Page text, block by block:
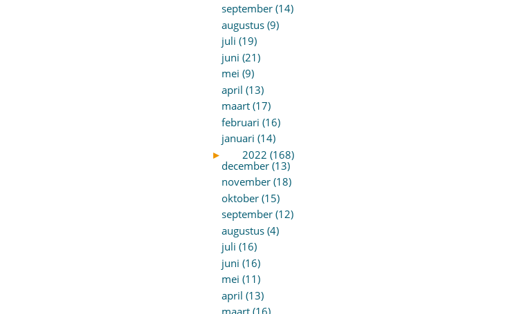
september (14)
augustus (9)
juli (19)
juni (21)
mei (9)
april (13)
maart (17)
februari (16)
januari (14)
►
2022 (168)
december (13)
november (18)
oktober (15)
september (12)
augustus (4)
juli (16)
juni (16)
mei (11)
april (13)
maart (16)